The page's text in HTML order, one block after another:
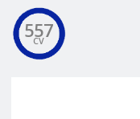
557
CV